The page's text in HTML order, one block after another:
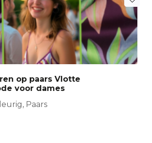
op paars Vlotte
voor dames
Paars